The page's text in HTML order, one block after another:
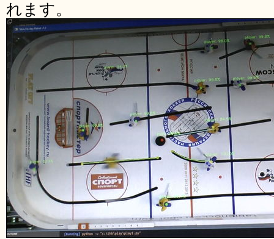
れます。